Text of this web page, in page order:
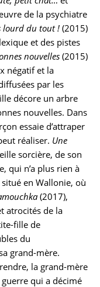
de la psychiatre
lourd du tout !(2015)
et des pistes
nouvelles (2015)
négatif et la
par les
décore un arbre
nouvelles. Dans
essaie d’attraper
réaliser. Une
sorcière, de son
qui n’a plus rien à
en Wallonie, où
(2017),
atrocités de la
fille de
du
grand-mère.
la grand-mère
qui a décimé